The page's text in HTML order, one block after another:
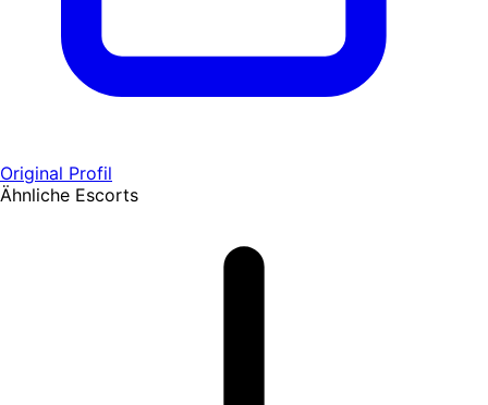
Original Profil
Ähnliche Escorts